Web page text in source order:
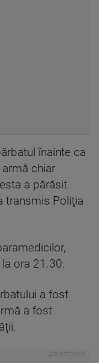
înainte ca
chiar
a părăsit
transmis Poliţia
ora 21.30.
a fost
a fost